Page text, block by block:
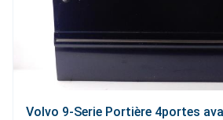
Volvo 9-Serie Portière 4portes